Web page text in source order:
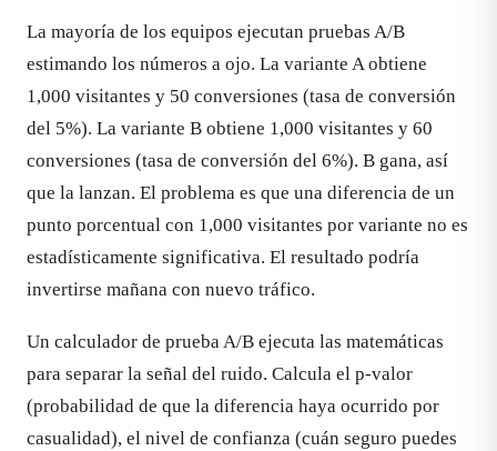
La mayoría de los equipos ejecutan pruebas A/B
estimando los números a ojo. La variante A obtiene
1,000 visitantes y 50 conversiones (tasa de conversión
del 5%). La variante B obtiene 1,000 visitantes y 60
conversiones (tasa de conversión del 6%). B gana, así
que la lanzan. El problema es que una diferencia de un
punto porcentual con 1,000 visitantes por variante no es
estadísticamente significativa. El resultado podría
invertirse mañana con nuevo tráfico.
Un calculador de prueba A/B ejecuta las matemáticas
para separar la señal del ruido. Calcula el p-valor
(probabilidad de que la diferencia haya ocurrido por
casualidad), el nivel de confianza (cuán seguro puedes